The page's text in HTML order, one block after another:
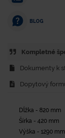
BLOG
Kompletné
Dokumenty k
Dopytový
Dĺžka - 820 mm
Šírka - 420 mm
Výška - 1290 mm